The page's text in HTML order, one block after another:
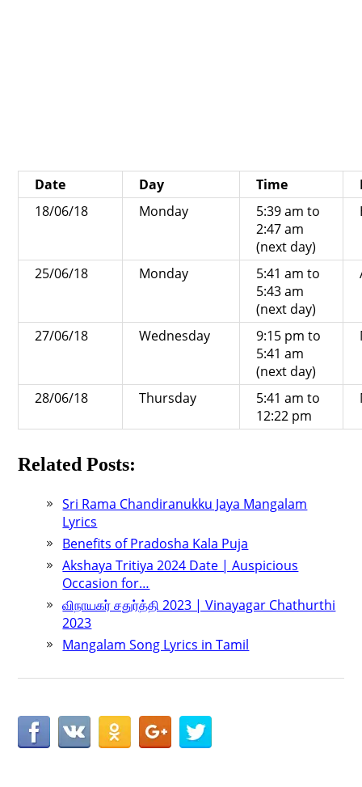
Date Day Time
18/06/18
Monday
5:39 am to
2:47 am
(next day)
25/06/18 Monday
5:41 am to
5:43 am
(next day)
27/06/18 Wednesday
9:15 pm to
5:41 am
(next day)
28/06/18 Thursday
5:41 am to
12:22 pm
Related Posts:
Sri Rama Chandiranukku Jaya Mangalam
Lyrics
Benefits of Pradosha Kala Puja
Akshaya Tritiya 2024 Date | Auspicious
Occasion for…
விநாயகர் சதுர்த்தி 2023 | Vinayagar Chathurthi
2023
Mangalam Song Lyrics in Tamil